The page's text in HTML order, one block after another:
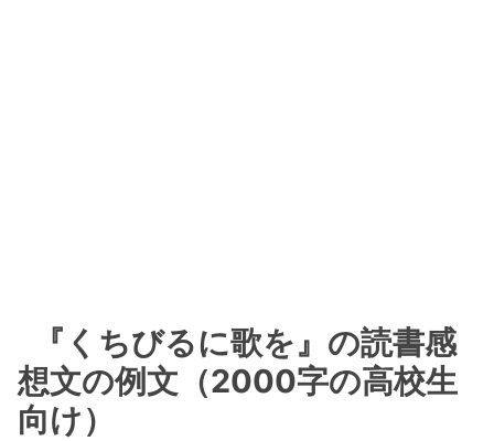
『くちびるに歌を』の読書感
想文の例文（2000字の高校生
向け）